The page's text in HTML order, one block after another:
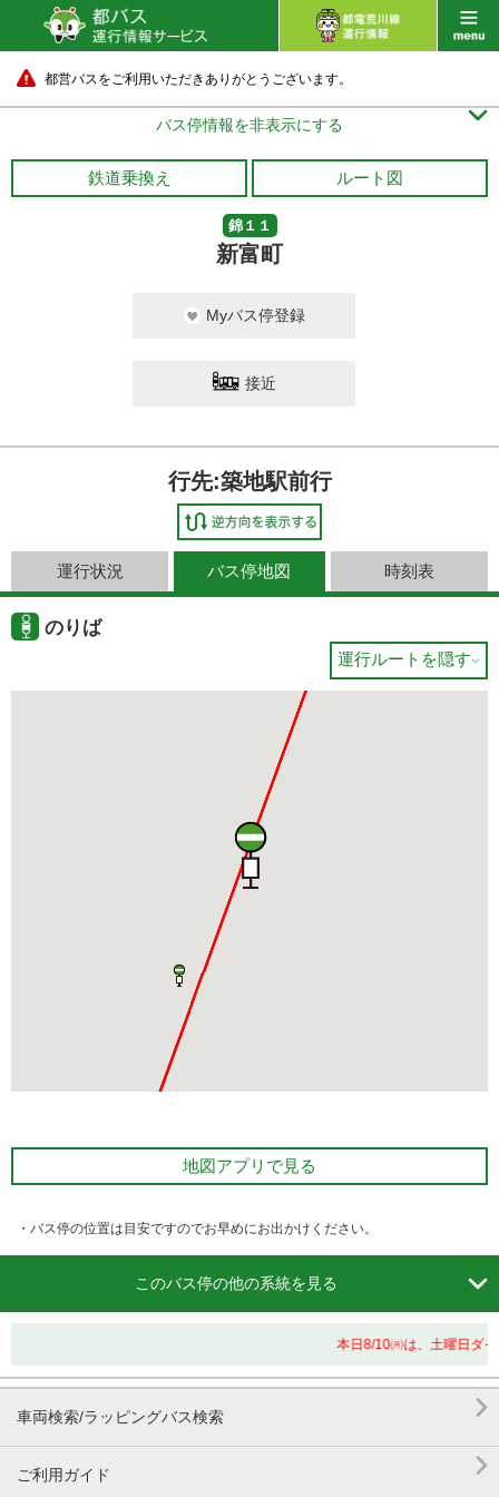
都営バスをご利用いただきありがとうございます。
バス停情報を非表示にする 
鉄道乗換え ルート図
錦１１
新富町
Myバス停登録
接近
行先:築地駅前行
運行状況 バス停地図 時刻表
のりば
運行ルートを隠す
地図アプリで見る
・バス停の位置は目安ですのでお早めにお出かけください。
このバス停の他の系統を見る 
本日8/10㈪は、土曜日ダ
車両検索/ラッピングバス検索 
ご利用ガイド 